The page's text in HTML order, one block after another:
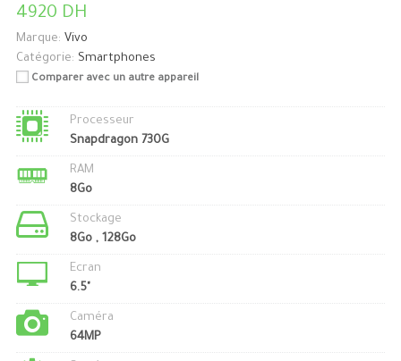
4920 DH
Marque: Vivo
Catégorie: Smartphones
Comparer avec un autre appareil
Processeur
Snapdragon 730G
RAM
8Go
Stockage
8Go , 128Go
Ecran
6.5"
Caméra
64MP